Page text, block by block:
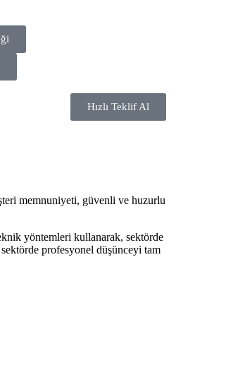
Hızlı Teklif Al
memnuniyeti, güvenli ve huzurlu
yöntemleri kullanarak, sektörde
profesyonel düşünceyi tam